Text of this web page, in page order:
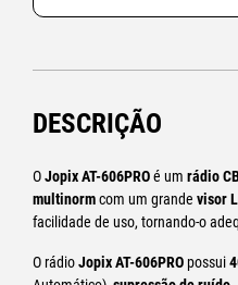
DESCRIÇÃO
OJopix AT-606PROé um rádio
multinormcom um grande visor
facilidade de uso, tornando-o
O rádioJopix AT-606PRO possui